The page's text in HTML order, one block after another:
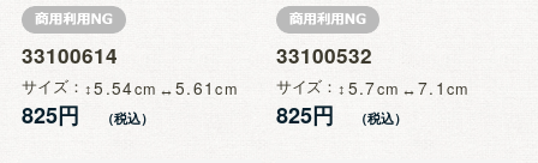
33100614
サイズ 5.54 5.61
825円
33100532
サイズ 5.7 7.1
825円